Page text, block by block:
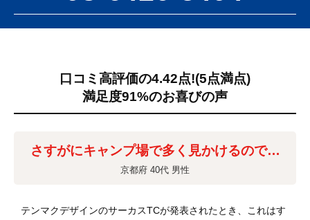
口コミ高評価の4.42点!(5点満点)
満足度91%のお喜びの声
さすがにキャンプ場で多く見かけるので…
京都府 40代 男性
テンマクデザインのサーカスTCが発表されたとき、これはす